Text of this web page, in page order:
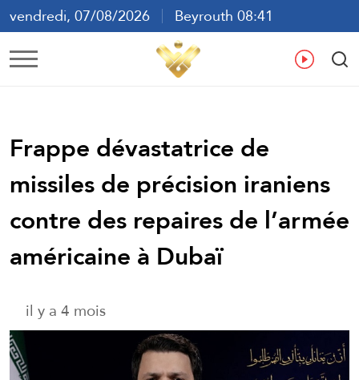
vendredi, 07/08/2026
Beyrouth 08:41
ع
Frappe dévastatrice de
missiles de précision iraniens
contre des repaires de l’armée
américaine à Dubaï
il y a 4 mois